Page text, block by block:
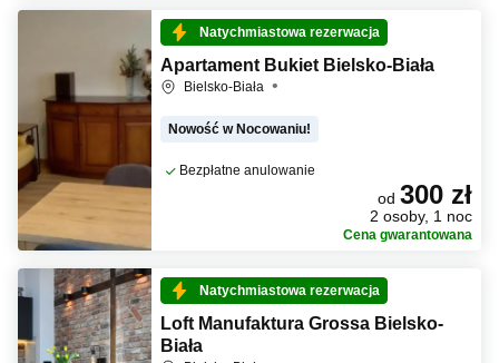
Natychmiastowa rezerwacja
Apartament Bukiet Bielsko-Biała
Bielsko-Biała
Nowość w Nocowaniu!
Bezpłatne anulowanie
od 300 zł
2 osoby, 1 noc
Cena gwarantowana
Natychmiastowa rezerwacja
Loft Manufaktura Grossa Bielsko-
Biała